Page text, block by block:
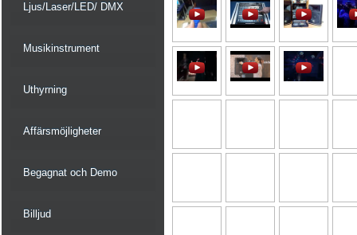
Ljus/Laser/LED/ DMX
Musikinstrument
Uthyrning
Affärsmöjligheter
Begagnat och Demo
Billjud